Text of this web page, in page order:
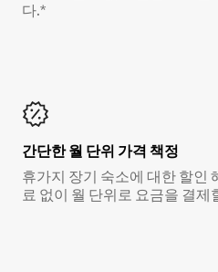
다.*
간단한 월 단위 가격 책정
휴가지 장기 숙소에 대한 할인
료 없이 월 단위로 요금을 결제